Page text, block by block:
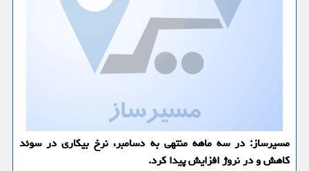
مسیرساز: در سه ماهه منتهی به دسامبر، نرخ بیكاری در سوئد
كاهش و در نروژ افزایش پیدا كرد.